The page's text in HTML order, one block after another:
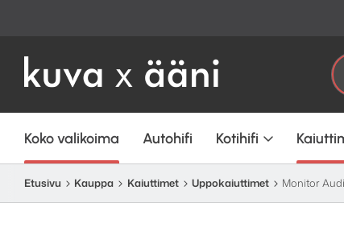
Koko valikoima Autohifi Kotihifi
Etusivu Kauppa Kaiuttimet Uppokaiuttimet Monitor